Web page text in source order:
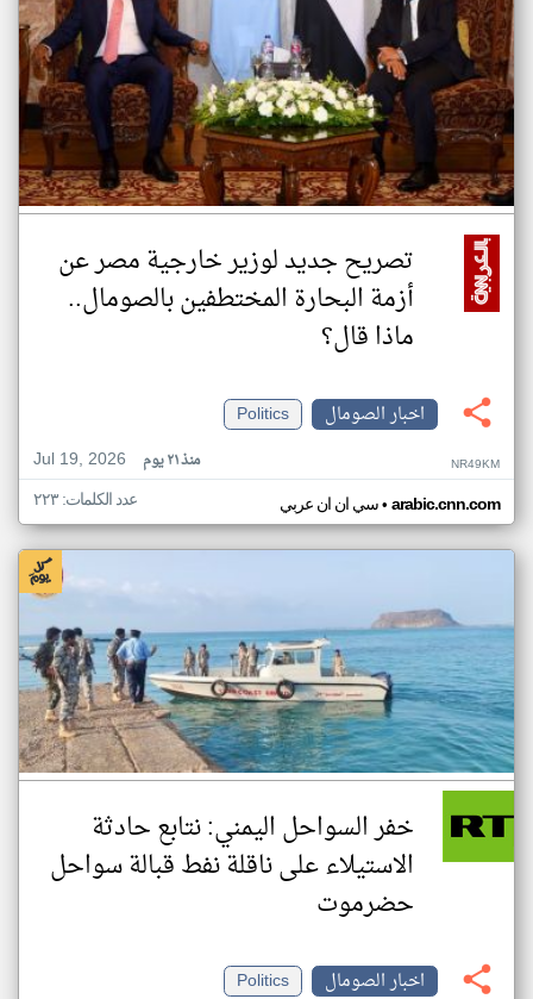
تصريح جديد لوزير خارجية مصر عن
أزمة البحارة المختطفين بالصومال..
ماذا قال؟
اخبار الصومال
Politics
Jul 19, 2026
منذ ٢١ يوم NR49KM
سي ان ان عربي• arabic.cnn.com عدد الكلمات: ٢٢٣
خفر السواحل اليمني: نتابع حادثة
الاستيلاء على ناقلة نفط قبالة سواحل
حضرموت
اخبار الصومال
Politics